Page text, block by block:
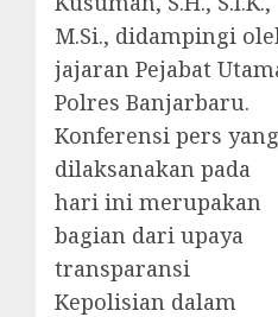
M.Si., didampingi
jajaran Pejabat
Polres Banjarbaru.
Konferensi pers yang
dilaksanakan pada
hari ini merupakan
bagian dari upaya
transparansi
Kepolisian dalam